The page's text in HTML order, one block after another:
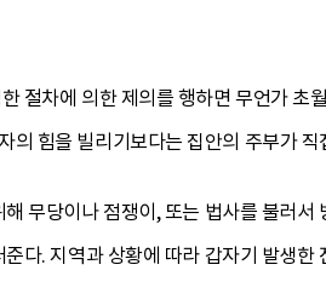
절차에 의한 제의를 행하면 무언가 초
힘을 빌리기보다는 집안의 주부가
무당이나 점쟁이, 또는 법사를 불러서
다. 지역과 상황에 따라 갑자기 발생한